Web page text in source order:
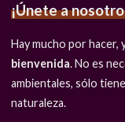
¡Únete a
Hay mucho por hacer,
bienvenida. No es
ambientales, sólo
naturaleza.